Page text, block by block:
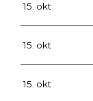
15. okt
15. okt
15. okt